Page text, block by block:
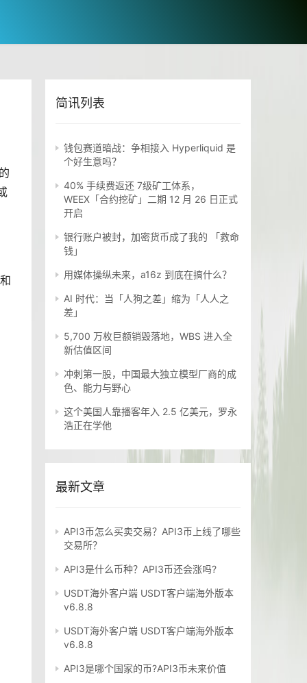
简讯列表
钱包赛道暗战：争相接入 Hyperliquid 是
个好生意吗？
40% 手续费返还 7级矿工体系，
WEEX「合约挖矿」二期 12 月 26 日正式
开启
银行账户被封，加密货币成了我的 「救命
钱」
用媒体操纵未来，a16z 到底在搞什么？
AI 时代：当「人狗之差」缩为「人人之
差」
5,700 万枚巨额销毁落地，WBS 进入全
新估值区间
冲刺第一股，中国最大独立模型厂商的成
色、能力与野心
这个美国人靠播客年入 2.5 亿美元，罗永
浩正在学他
最新文章
API3币怎么买卖交易？API3币上线了哪些
交易所？
API3是什么币种？API3币还会涨吗?
USDT海外客户端 USDT客户端海外版本
v6.8.8
USDT海外客户端 USDT客户端海外版本
v6.8.8
API3是哪个国家的币?API3币未来价值